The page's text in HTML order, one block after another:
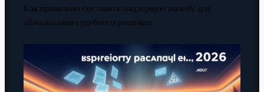
Как правильно составить надзорную жалобу для
обжалования судебного решения